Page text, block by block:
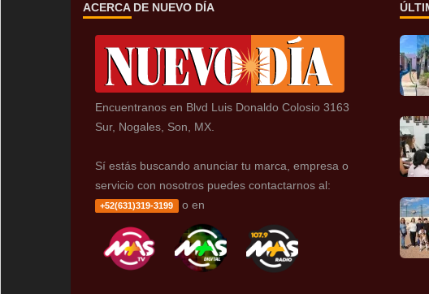
ACERCA DE NUEVO DÍA
Encuentranos en Blvd Luis Donaldo Colosio 3163
Sur, Nogales, Son, MX.
Sí estás buscando anunciar tu marca, empresa o
servicio con nosotros puedes contactarnos al:
+52(631)319-3199 o en